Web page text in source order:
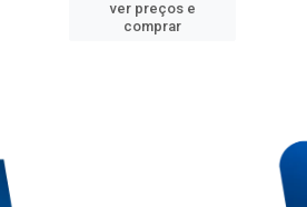
ver preços e
comprar